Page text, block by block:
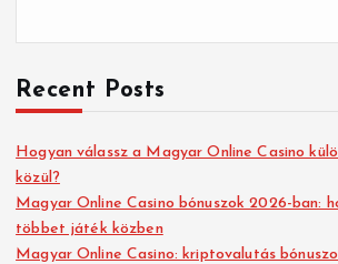
Recent Posts
Hogyan válassz a Magyar Online Casino
közül?
Magyar Online Casino bónuszok 2026-ban:
többet játék közben
Magyar Online Casino: kriptovalutás